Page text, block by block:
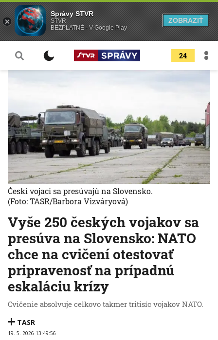
24
Vyše 250 českých vojakov sa
presúva na Slovensko: NATO
chce na cvičení otestovať
pripravenosť na prípadnú
eskaláciu krízy
Cvičenie absolvuje celkovo takmer tritisíc vojakov NATO.
TASR
19. 5. 2026 13:49:56
Českí vojaci sa presúvajú na Slovensko.
(Foto: TASR/Barbora Vizváryová)
Správy STVR
STVR
BEZPLATNÉ - V Google Play
ZOBRAZIŤ